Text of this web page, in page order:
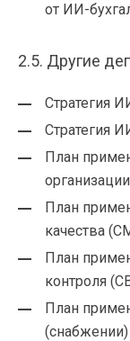
от ИИ-
2.5. Другие
Стратегия
Стратегия
План
организации
План
качества
План
контроля
План
(снабжении)